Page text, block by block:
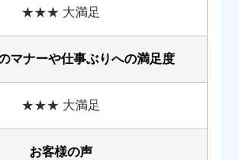
★★★ 大満足
マナーや仕事ぶりへの満足度
★★★ 大満足
お客様の声